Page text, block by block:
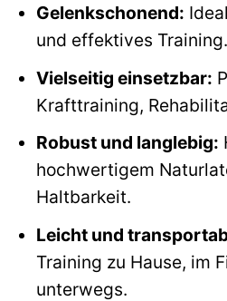
Gelenkschonend:
und effektives Training.
Vielseitig einsetzbar:
Krafttraining,
Robust und langlebig:
hochwertigem
Haltbarkeit.
Leicht und
Training zu Hause, im
unterwegs.